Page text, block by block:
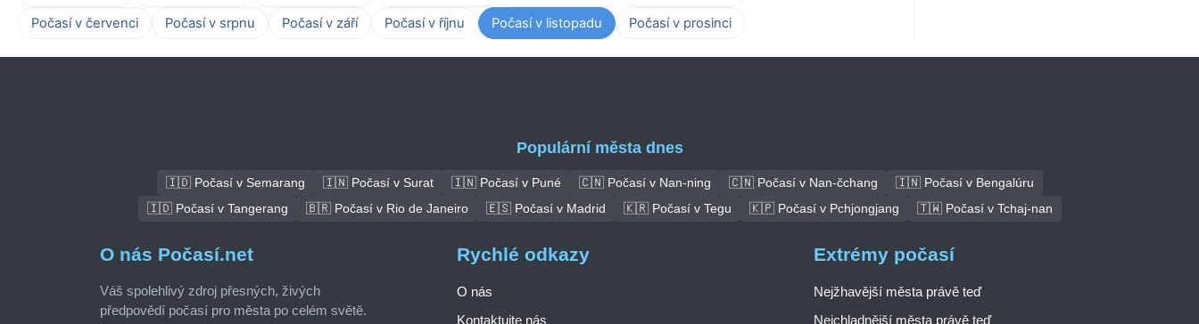
Počasí v červenci
Počasí v srpnu Počasí v září Počasí v říjnu Počasí v listopadu Počasí v prosinci
Populární města dnes
🇮🇩 Počasí v Semarang 🇮🇳 Počasí v Surat 🇮🇳 Počasí v Puné 🇨🇳 Počasí v Nan-ning 🇨🇳 Počasí v Nan-čchang
🇮🇳 Počasí v Bengalúru
🇮🇩 Počasí v Tangerang
🇧🇷 Počasí v Rio de Janeiro 🇪🇸 Počasí v Madrid 🇰🇷 Počasí v Tegu 🇰🇵 Počasí v Pchjongjang 🇹🇼 Počasí v Tchaj-nan
O nás Počasí.net
Váš spolehlivý zdroj přesných, živých
předpovědí počasí pro města po celém světě.
Rychlé odkazy
O nás
Kontaktujte nás
Extrémy počasí
Nejžhavější města právě teď
Nejchladnější města právě teď